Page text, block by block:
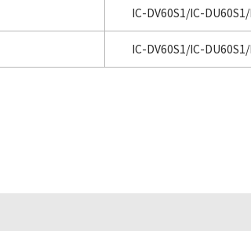
IC-DV60S1/IC-
IC-DV60S1/IC-